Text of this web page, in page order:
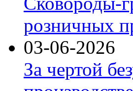
розничных
03-06-2026
За чертой